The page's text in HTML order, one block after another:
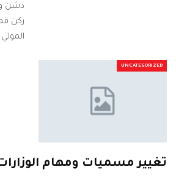
دشن
ركن
UNCATEGORIZED
تغيير مسميات ومهام